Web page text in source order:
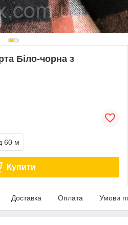
Біло-чорна з
60 м
Купити
Доставка Оплата Умови